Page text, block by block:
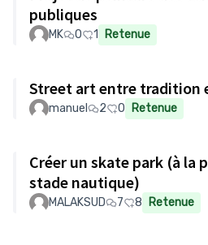
publiques
MK 0 1 Retenue
Street art entre tradition
manuel 2 0 Retenue
Créer un skate park (à la
stade nautique)
MALAKSUD 7 8 Retenue